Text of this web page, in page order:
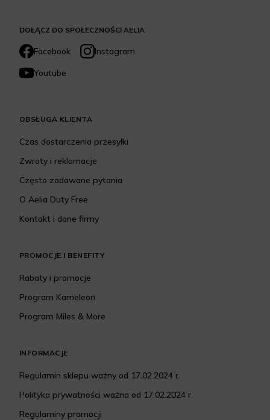
DOŁĄCZ DO SPOŁECZNOŚCI AELIA
Facebook
Instagram
Youtube
OBSŁUGA KLIENTA
Czas dostarczenia przesyłki
Zwroty i reklamacje
Często zadawane pytania
O Aelia Duty Free
Kontakt i dane firmy
PROMOCJE I BENEFITY
Rabaty i promocje
Program Kameleon
Program Miles & More
INFORMACJE
Regulamin sklepu ważny od 17.02.2024 r.
Polityka prywatności ważna od 17.02.2024 r.
Regulaminy promocji